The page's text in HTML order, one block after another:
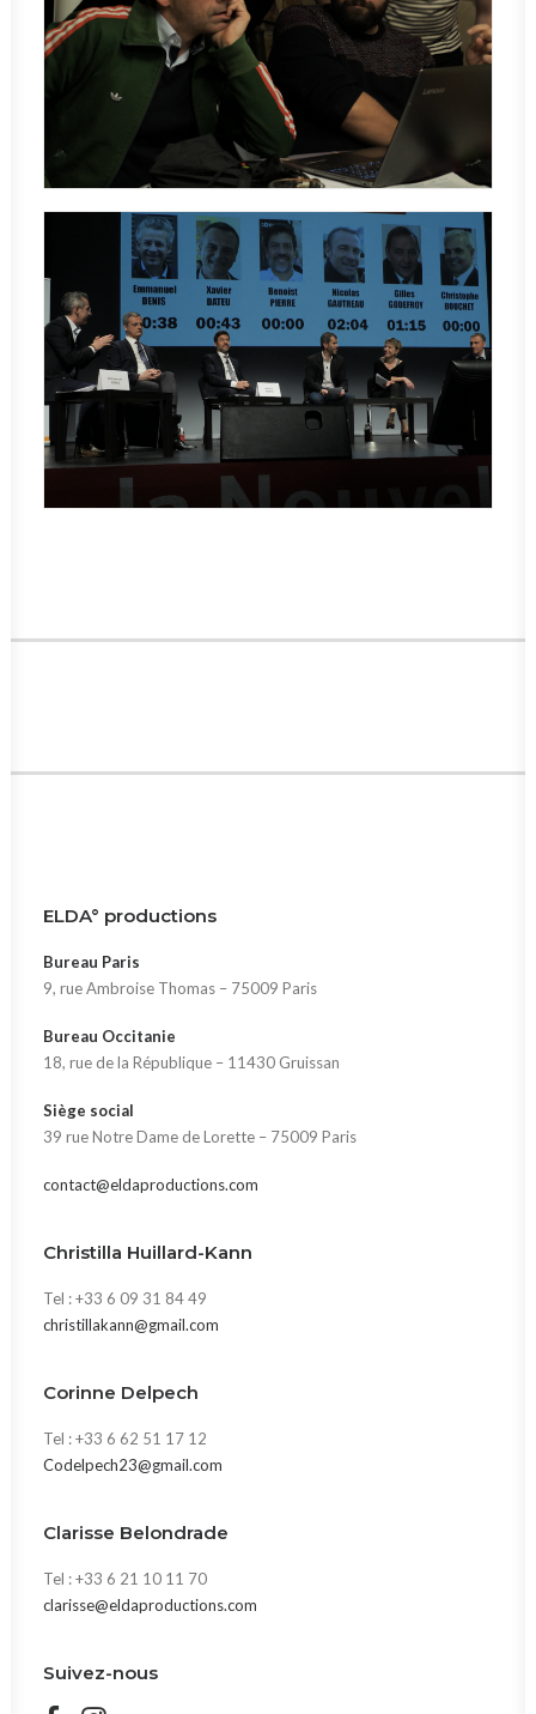
ELDA° productions
Bureau Paris
9, rue Ambroise Thomas – 75009 Paris
Bureau Occitanie
18, rue de la République – 11430 Gruissan
Siège social
39 rue Notre Dame de Lorette – 75009 Paris
contact@eldaproductions.com
Christilla Huillard-Kann
Tel : +33 6 09 31 84 49
christillakann@gmail.com
Corinne Delpech
Tel : +33 6 62 51 17 12
Codelpech23@gmail.com
Clarisse Belondrade
Tel : +33 6 21 10 11 70
clarisse@eldaproductions.com
Suivez-nous